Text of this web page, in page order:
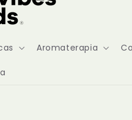
Aromaterapia